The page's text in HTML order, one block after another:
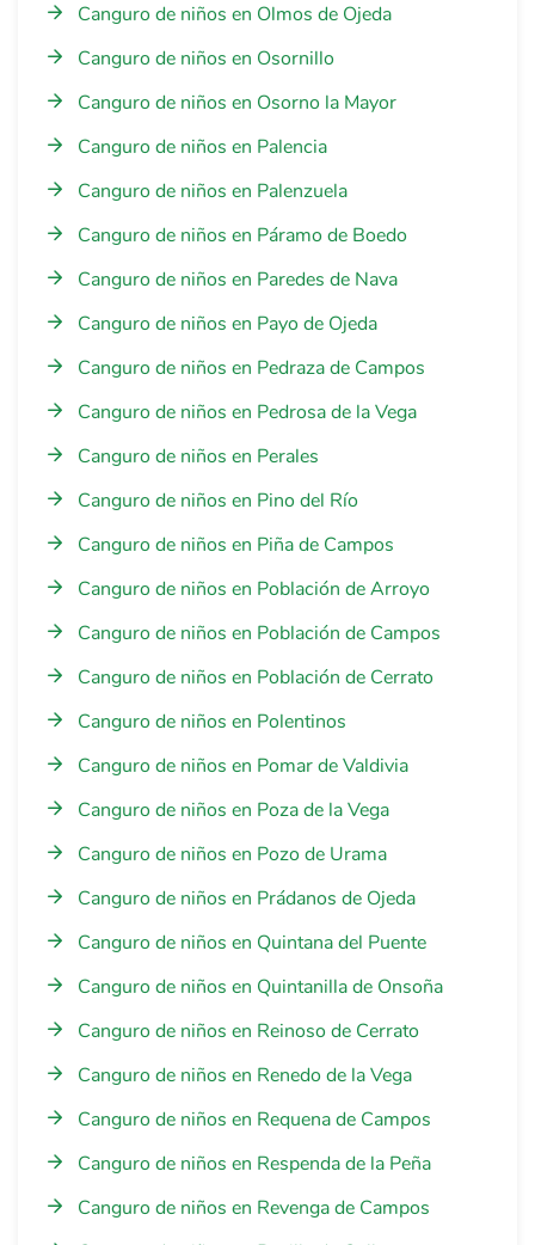
Canguro de niños en Olmos de Ojeda
Canguro de niños en Osornillo
Canguro de niños en Osorno la Mayor
Canguro de niños en Palencia
Canguro de niños en Palenzuela
Canguro de niños en Páramo de Boedo
Canguro de niños en Paredes de Nava
Canguro de niños en Payo de Ojeda
Canguro de niños en Pedraza de Campos
Canguro de niños en Pedrosa de la Vega
Canguro de niños en Perales
Canguro de niños en Pino del Río
Canguro de niños en Piña de Campos
Canguro de niños en Población de Arroyo
Canguro de niños en Población de Campos
Canguro de niños en Población de Cerrato
Canguro de niños en Polentinos
Canguro de niños en Pomar de Valdivia
Canguro de niños en Poza de la Vega
Canguro de niños en Pozo de Urama
Canguro de niños en Prádanos de Ojeda
Canguro de niños en Quintana del Puente
Canguro de niños en Quintanilla de Onsoña
Canguro de niños en Reinoso de Cerrato
Canguro de niños en Renedo de la Vega
Canguro de niños en Requena de Campos
Canguro de niños en Respenda de la Peña
Canguro de niños en Revenga de Campos